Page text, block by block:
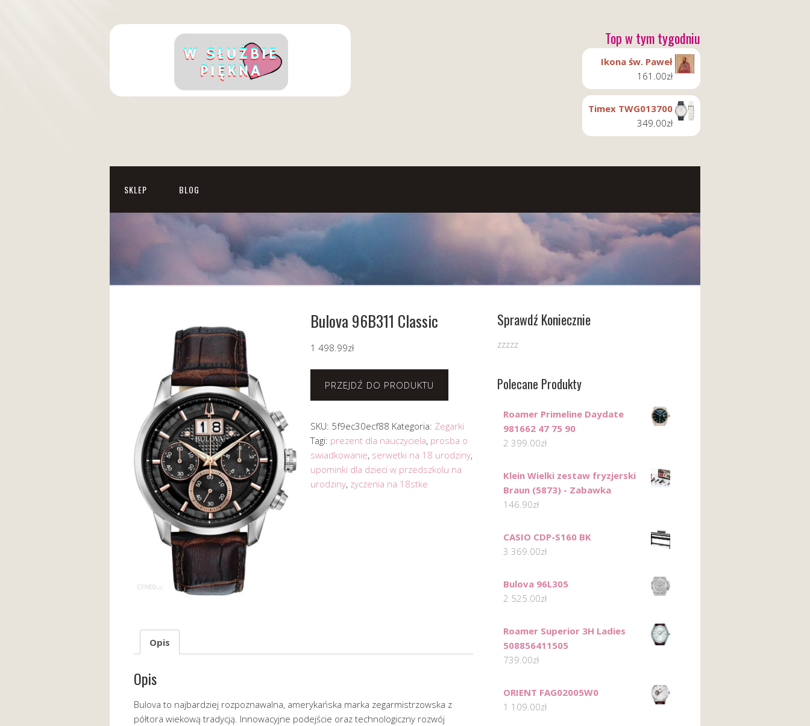
Top w tym tygodniu
Ikona św. Paweł
161.00zł
Timex TWG013700
349.00zł
SKLEP BLOG
Bulova 96B311 Classic
1 498.99zł
PRZEJDŹ DO PRODUKTU
SKU: 5f9ec30ecf88 Kategoria: Zegarki
Tagi: prezent dla nauczyciela, prosba o
swiadkowanie, serwetki na 18 urodziny,
upominki dla dzieci w przedszkolu na
urodziny, zyczenia na 18stke
Opis
Opis
Bulova to najbardziej rozpoznawalna, amerykańska marka zegarmistrzowska z
półtora wiekową tradycją. Innowacyjne podejście oraz technologiczny rozwój
Sprawdź Koniecznie
zzzzz
Polecane Produkty
Roamer Primeline Daydate
981662 47 75 90
2 399.00zł
Klein Wielki zestaw fryzjerski
Braun (5873) - Zabawka
146.90zł
CASIO CDP-S160 BK
3 369.00zł
Bulova 96L305
2 525.00zł
Roamer Superior 3H Ladies
508856411505
739.00zł
ORIENT FAG02005W0
1 109.00zł